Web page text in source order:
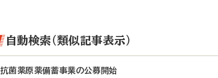
自動検索（類似記事表示）
抗菌薬原薬備蓄事業の公募開始